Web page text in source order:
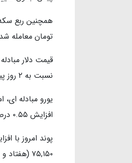
تومان معامله
نسبت به ۲ روز پیش، افزایش ۰.۲۱ درصدی داشته است.
افزایش ۰.۵۵ درصدی داشته است.
۷۵,۱۵۰ (هفتاد و پنج هزار و یکصد و پنجاه) تومان رسید.